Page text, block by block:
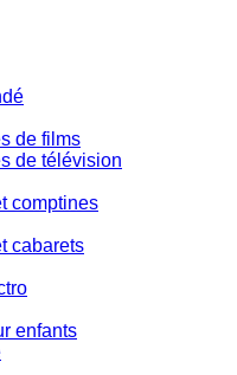
de films
de télévision
comptines
cabarets
enfants